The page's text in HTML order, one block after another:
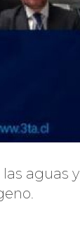
aguas y